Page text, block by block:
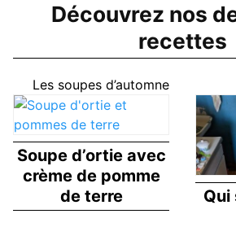
Découvrez nos
recettes
Les soupes d’automne
Soupe d’ortie avec
crème de pomme
de terre
Qui